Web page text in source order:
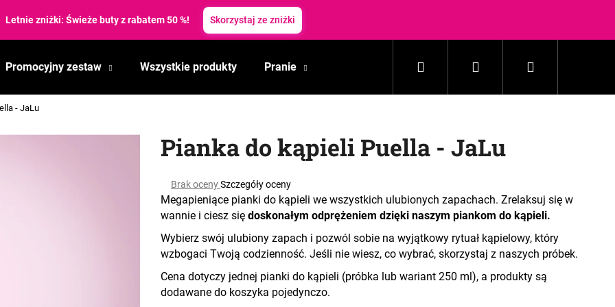
ceny! Letnie rabaty aż do 35 %. ✨ Skorzystaj z letnich rabatów
Promocyjny zestaw Wszystkie produkty Pranie Gospodarstwo domowe Kosmetyki
Szukaj Zaloguj Koszyk
- JaLu
Pianka do kąpieli Puella - JaLu
Średnia
ocena
produktu
wynosi
0,0
na
5
gwiazdek.
Brak ocenySzczegóły oceny
Megapieniące pianki do kąpieli we wszystkich ulubionych zapachach. Zrelaksuj się w
wannie i ciesz się doskonałym odprężeniem dzięki naszym piankom do kąpieli.
Wybierz swój ulubiony zapach i pozwól sobie na wyjątkowy rytuał kąpielowy, który
wzbogaci Twoją codzienność. Jeśli nie wiesz, co wybrać, skorzystaj z naszych próbek.
Cena dotyczy jednej pianki do kąpieli (próbka lub wariant 250 ml), a produkty są
dodawane do koszyka pojedynczo.
Czego szukasz?